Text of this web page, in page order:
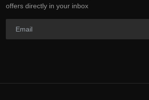
offers directly in your inbox